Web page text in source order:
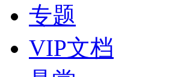
专题
VIP文档